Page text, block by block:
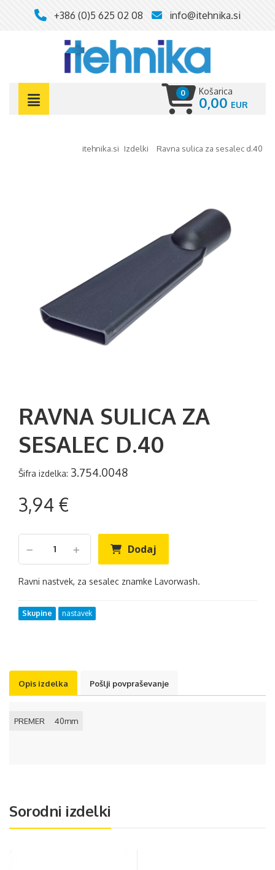
+386 (0)5 625 02 08 info@itehnika.si
Košarica
0
0,00
itehnika.si izdelki ravna sulica za sesalec d.40
RAVNA SULICA ZA
SESALEC D.40
Šifra izdelka: 3.754.0048
3,94 €
Dodaj
Ravni nastvek, za sesalec znamke Lavorwash.
Skupine nastavek
Opis izdelka Pošlji povpraševanje
PREMER 40mm
Sorodni izdelki